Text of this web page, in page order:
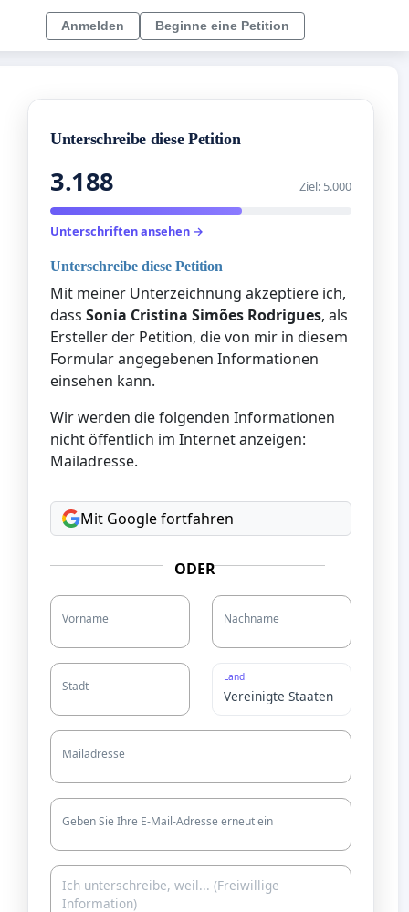
Anmelden Beginne eine Petition
Unterschreibe diese Petition
3.188 Ziel: 5.000
Unterschriften ansehen →
Unterschreibe diese Petition
Mit meiner Unterzeichnung akzeptiere ich,
dass Sonia Cristina Simões Rodrigues, als
Ersteller der Petition, die von mir in diesem
Formular angegebenen Informationen
einsehen kann.
Wir werden die folgenden Informationen
nicht öffentlich im Internet anzeigen:
Mailadresse.
Mit Google fortfahren
ODER
Vorname Nachname
Stadt
Land
Mailadresse
Geben Sie Ihre E-Mail-Adresse erneut ein